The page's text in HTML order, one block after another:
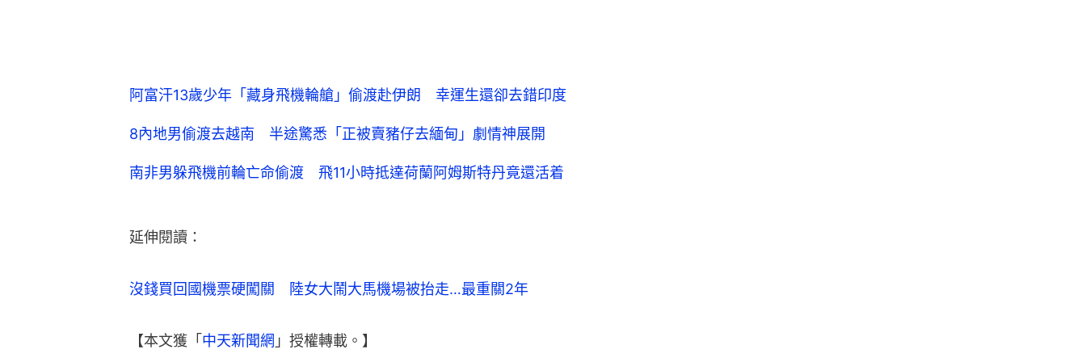
阿富汗13歲少年「藏身飛機輪艙」偷渡赴伊朗 幸運生還卻去錯印度
8內地男偷渡去越南 半途驚悉「正被賣豬仔去緬甸」劇情神展開
南非男躲飛機前輪亡命偷渡 飛11小時抵達荷蘭阿姆斯特丹竟還活着
延伸閱讀：
沒錢買回國機票硬闖關　陸女大鬧大馬機場被抬走…最重關2年
【本文獲「 中天新聞網 」授權轉載。】